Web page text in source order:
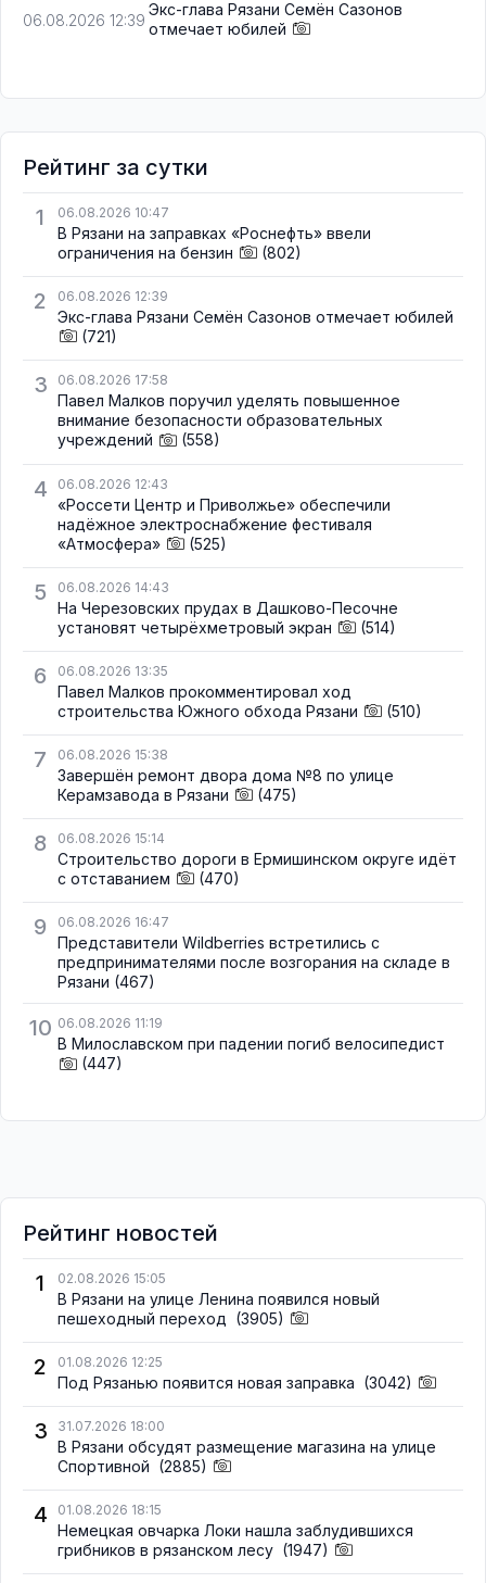
06.08.2026 12:39
Экс-глава Рязани Семён Сазонов
отмечает юбилей
Рейтинг за сутки
1
06.08.2026 10:47
В Рязани на заправках «Роснефть» ввели
ограничения на бензин
(802)
2 06.08.2026 12:39
Экс-глава Рязани Семён Сазонов отмечает юбилей
(721)
3 06.08.2026 17:58
Павел Малков поручил уделять повышенное
внимание безопасности образовательных
учреждений
(558)
4 06.08.2026 12:43
«Россети Центр и Приволжье» обеспечили
надёжное электроснабжение фестиваля
«Атмосфера»
(525)
5 06.08.2026 14:43
На Черезовских прудах в Дашково-Песочне
установят четырёхметровый экран
(514)
6 06.08.2026 13:35
Павел Малков прокомментировал ход
строительства Южного обхода Рязани
(510)
7 06.08.2026 15:38
Завершён ремонт двора дома №8 по улице
Керамзавода в Рязани
(475)
8 06.08.2026 15:14
Строительство дороги в Ермишинском округе идёт
с отставанием
(470)
9 06.08.2026 16:47
Представители Wildberries встретились с
предпринимателями после возгорания на складе в
Рязани (467)
10 06.08.2026 11:19
В Милославском при падении погиб велосипедист
(447)
Рейтинг новостей
1
02.08.2026 15:05
В Рязани на улице Ленина появился новый
пешеходный переход (3905)
2 01.08.2026 12:25
Под Рязанью появится новая заправка (3042)
3 31.07.2026 18:00
В Рязани обсудят размещение магазина на улице
Спортивной (2885)
4 01.08.2026 18:15
Немецкая овчарка Локи нашла заблудившихся
грибников в рязанском лесу (1947)